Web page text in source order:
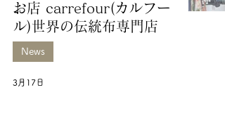
お店 carrefour(カルフー
ル)世界の伝統布専門店
News
3月17日